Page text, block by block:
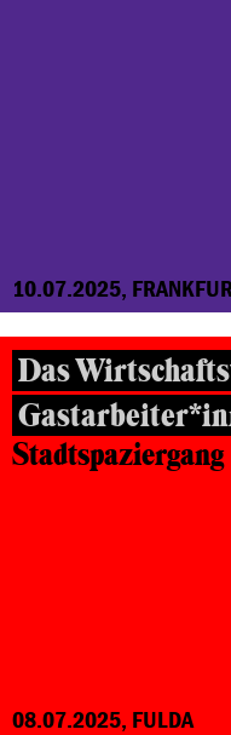
10.07.2025,
Das
Stadtspaziergang
08.07.2025, FULDA